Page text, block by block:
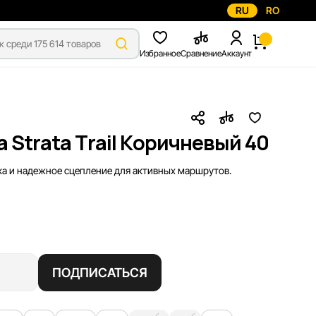
RU RO
ИзбранноеСравнениеАккаунт
Strata Trail Коричневый 40
и надежное сцепление для активных маршрутов.
ПОДПИСАТЬСЯ